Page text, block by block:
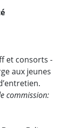
et consorts -
aux jeunes
commission: